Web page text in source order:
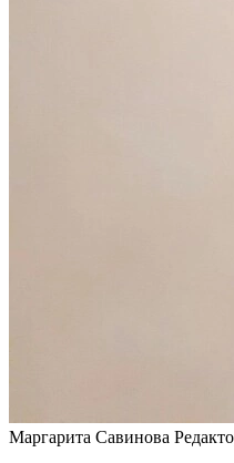
Маргарита Савинова